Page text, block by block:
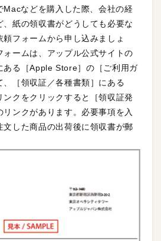
Macなどを購入した際、会社の経
、紙の領収書がどうしても必要な
フォームから申し込みましょ
ォームは、アップル公式サイトの
ある［Apple Store］の［ご利用ガ
、［領収証／各種書類］にある
ンクをクリックすると［領収証発
ンクがあります。必要事項を入
文した商品の出荷後に領収書が郵